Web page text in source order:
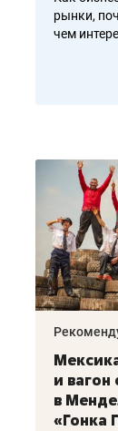
рынки,
чем
и вагон
в
«Гонка